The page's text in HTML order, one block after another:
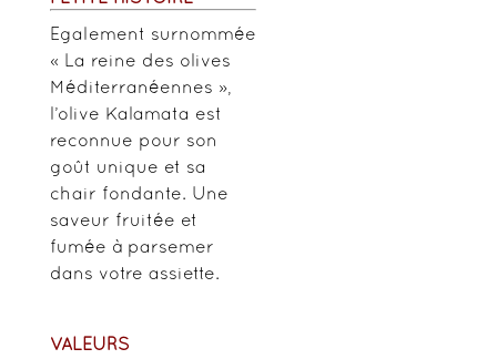
Egalement surnommée
« La reine des olives
Méditerranéennes »,
l’olive Kalamata est
reconnue pour son
goût unique et sa
chair fondante. Une
saveur fruitée et
fumée à parsemer
dans votre assiette.
VALEURS